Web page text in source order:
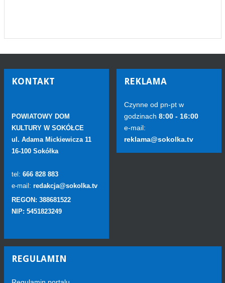
KONTAKT
POWIATOWY DOM
KULTURY W SOKÓŁCE
ul. Adama Mickiewicza 11
16-100 Sokółka
tel: 666 828 883
e-mail: redakcja@sokolka.tv
REGON: 388681522
NIP: 5451823249
REKLAMA
Czynne od pn-pt w
godzinach 8:00 - 16:00
e-mail:
reklama@sokolka.tv
REGULAMIN